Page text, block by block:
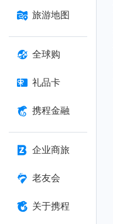
旅游地图
全球购
礼品卡
携程金融
企业商旅
老友会
关于携程